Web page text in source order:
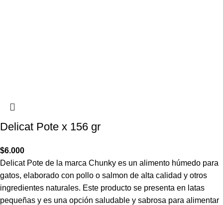
Delicat Pote x 156 gr
$6.000
Delicat Pote de la marca Chunky es un alimento húmedo para
gatos, elaborado con pollo o salmon de alta calidad y otros
ingredientes naturales. Este producto se presenta en latas
pequeñas y es una opción saludable y sabrosa para alimentar